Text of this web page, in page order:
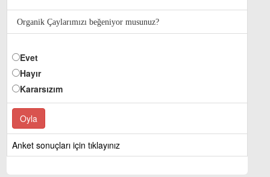
Organik Çaylarımızı beğeniyor musunuz?
Evet
Hayır
Kararsızım
Anket sonuçları için tıklayınız